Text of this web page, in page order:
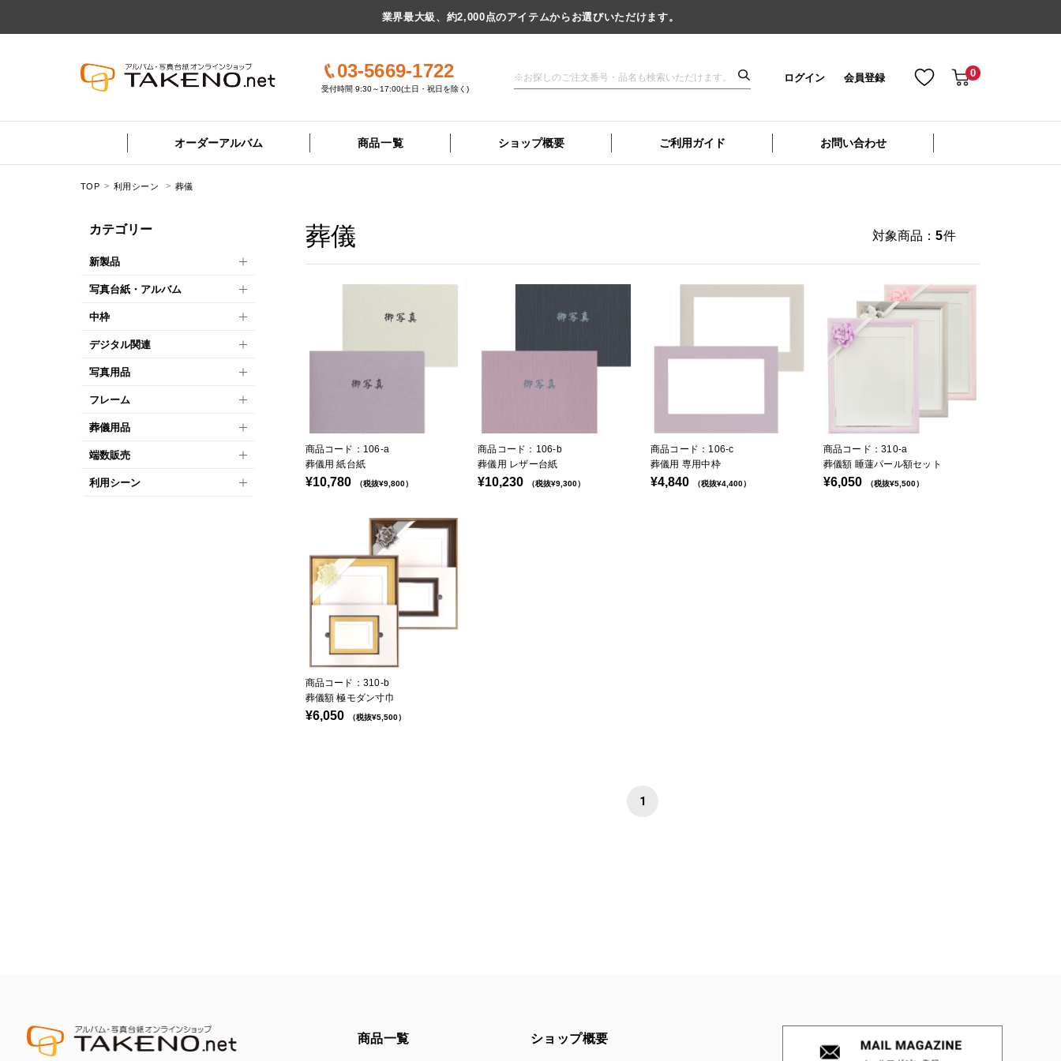
業界最大級、約2,000点のアイテムからお選びいただけます。
03-5669-1722
受付時間 9:30～17:00(土日・祝日を除く)
ログイン 会員登録 0
オーダーアルバム 商品一覧 ショップ概要 ご利用ガイド お問い合わせ
TOP 利用シーン 葬儀
カテゴリー
新製品
写真台紙・アルバム
中枠
デジタル関連
写真用品
フレーム
葬儀用品
端数販売
利用シーン
葬儀 対象商品： 5件
商品コード：106-a
葬儀用 紙台紙
¥10,780 （税抜¥9,800）
商品コード：106-b
葬儀用 レザー台紙
¥10,230 （税抜¥9,300）
商品コード：106-c
葬儀用 専用中枠
¥4,840 （税抜¥4,400）
商品コード：310-a
葬儀額 睡蓮パール額セット
¥6,050 （税抜¥5,500）
商品コード：310-b
葬儀額 極モダン寸巾
¥6,050 （税抜¥5,500）
1
商品一覧 ショップ概要